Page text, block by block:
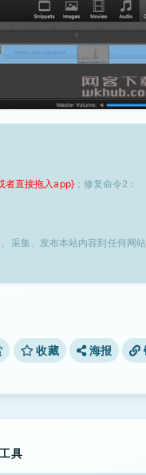
直接拖入app}；修复命令2：
采集、发布本站内容到任何网
收藏 海报
具